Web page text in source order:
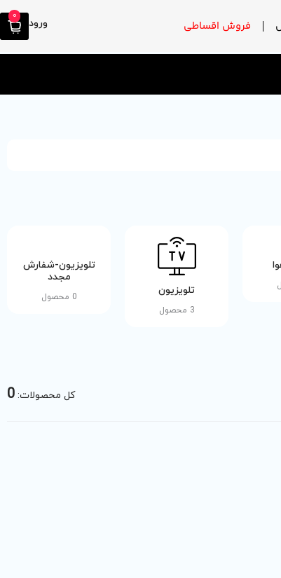
فروش اقساطی ورود
0
تلویزیون
3 محصول
تلویزیون-شفارش
مجدد
0 محصول
کل محصولات: 0